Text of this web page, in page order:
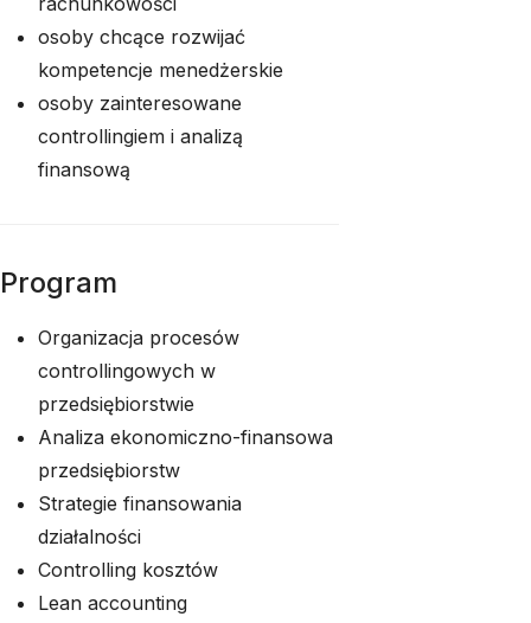
osoby chcące rozwijać
kompetencje menedżerskie
osoby zainteresowane
controllingiem i analizą
finansową
Program
Organizacja procesów
controllingowych w
przedsiębiorstwie
Analiza ekonomiczno-finansowa
przedsiębiorstw
Strategie finansowania
działalności
Controlling kosztów
Lean accounting